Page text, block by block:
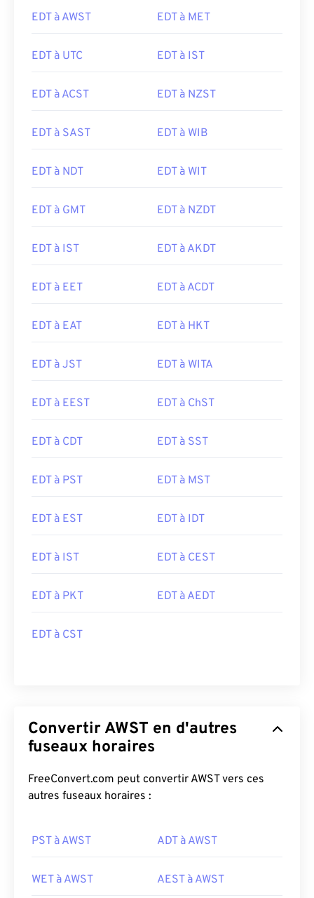
EDT à AWST EDT à MET
EDT à UTC EDT à IST
EDT à ACST EDT à NZST
EDT à SAST EDT à WIB
EDT à NDT EDT à WIT
EDT à GMT EDT à NZDT
EDT à IST EDT à AKDT
EDT à EET EDT à ACDT
EDT à EAT EDT à HKT
EDT à JST EDT à WITA
EDT à EEST EDT à ChST
EDT à CDT EDT à SST
EDT à PST EDT à MST
EDT à EST EDT à IDT
EDT à IST EDT à CEST
EDT à PKT EDT à AEDT
EDT à CST
Convertir AWST en d'autres
fuseaux horaires
FreeConvert.com peut convertir AWST vers ces
autres fuseaux horaires :
PST à AWST ADT à AWST
WET à AWST AEST à AWST